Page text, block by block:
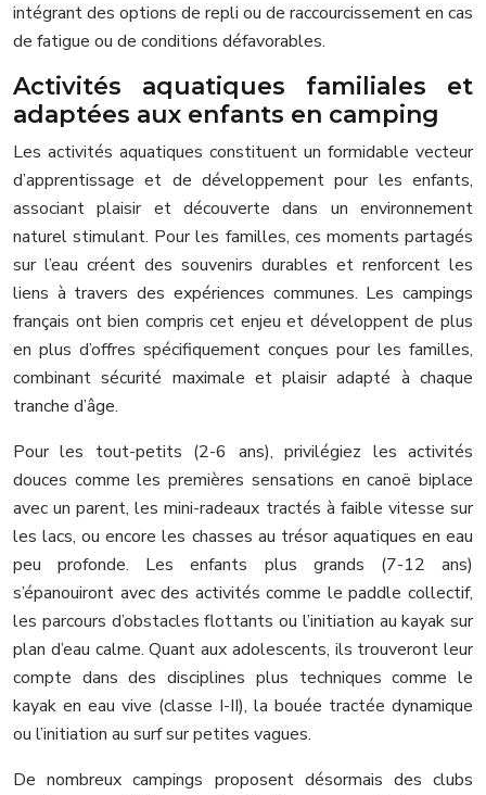
intégrant des options de repli ou de raccourcissement en cas
de fatigue ou de conditions défavorables.
Activités aquatiques familiales et
adaptées aux enfants en camping
Les activités aquatiques constituent un formidable vecteur
d’apprentissage et de développement pour les enfants,
associant plaisir et découverte dans un environnement
naturel stimulant. Pour les familles, ces moments partagés
sur l’eau créent des souvenirs durables et renforcent les
liens à travers des expériences communes. Les campings
français ont bien compris cet enjeu et développent de plus
en plus d’offres spécifiquement conçues pour les familles,
combinant sécurité maximale et plaisir adapté à chaque
tranche d’âge.
Pour les tout-petits (2-6 ans), privilégiez les activités
douces comme les premières sensations en canoë biplace
avec un parent, les mini-radeaux tractés à faible vitesse sur
les lacs, ou encore les chasses au trésor aquatiques en eau
peu profonde. Les enfants plus grands (7-12 ans)
s’épanouiront avec des activités comme le paddle collectif,
les parcours d’obstacles flottants ou l’initiation au kayak sur
plan d’eau calme. Quant aux adolescents, ils trouveront leur
compte dans des disciplines plus techniques comme le
kayak en eau vive (classe I-II), la bouée tractée dynamique
ou l’initiation au surf sur petites vagues.
De nombreux campings proposent désormais des clubs